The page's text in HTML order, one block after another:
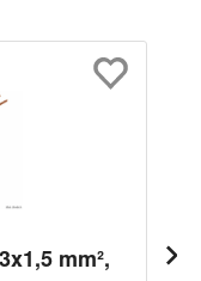
mm²,